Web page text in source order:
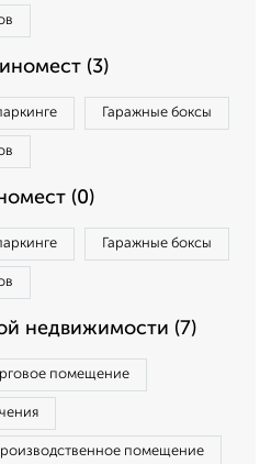
(3)
Гаражные боксы
(0)
Гаражные боксы
недвижимости (7)
помещение
помещение